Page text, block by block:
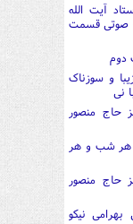
آیت الله
صورت صوتی قسمت
دوم
و سوزناک
نی
حاج منصور
هر شب و هر
حاج منصور
نیکو